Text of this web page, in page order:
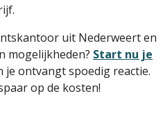
uit Nederweert en
mogelijkheden? Start nu je
je ontvangt spoedig reactie.
op de kosten!